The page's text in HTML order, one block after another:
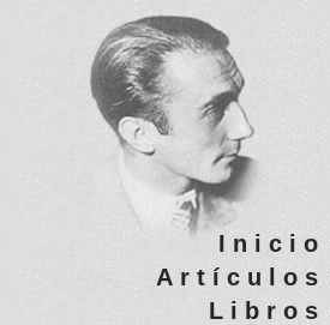
Inicio
Artículos
Libros